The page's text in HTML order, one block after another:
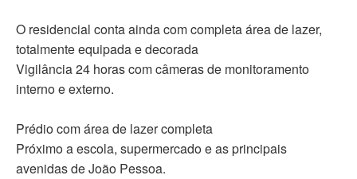
O residencial conta ainda com completa área de lazer,
totalmente equipada e decorada
Vigilância 24 horas com câmeras de monitoramento
interno e externo.
Prédio com área de lazer completa
Próximo a escola, supermercado e as principais
avenidas de João Pessoa.